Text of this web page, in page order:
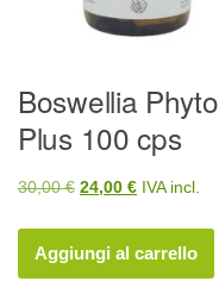
Boswellia Phyto
Plus 100 cps
30,00€ Il
originale
era:
24,00 €Il
attuale
è:
IVA incl.
Aggiungi al carrello